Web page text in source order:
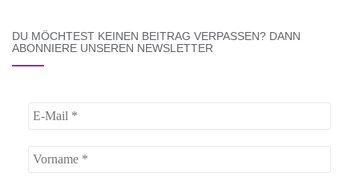
DU MÖCHTEST KEINEN BEITRAG VERPASSEN? DANN
ABONNIERE UNSEREN NEWSLETTER